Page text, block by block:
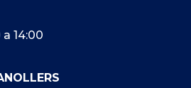
14:00